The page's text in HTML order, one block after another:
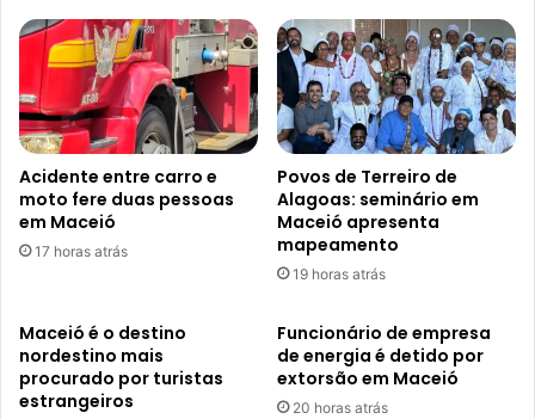
Acidente entre carro e
moto fere duas pessoas
em Maceió
17 horas atrás
Povos de Terreiro de
Alagoas: seminário em
Maceió apresenta
mapeamento
19 horas atrás
Maceió é o destino
nordestino mais
procurado por turistas
estrangeiros
Funcionário de empresa
de energia é detido por
extorsão em Maceió
20 horas atrás